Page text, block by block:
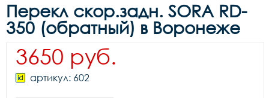
Перекл скор.задн. SORA RD-
350 (обратный) в Воронеже
3650 руб.
артикул: 602